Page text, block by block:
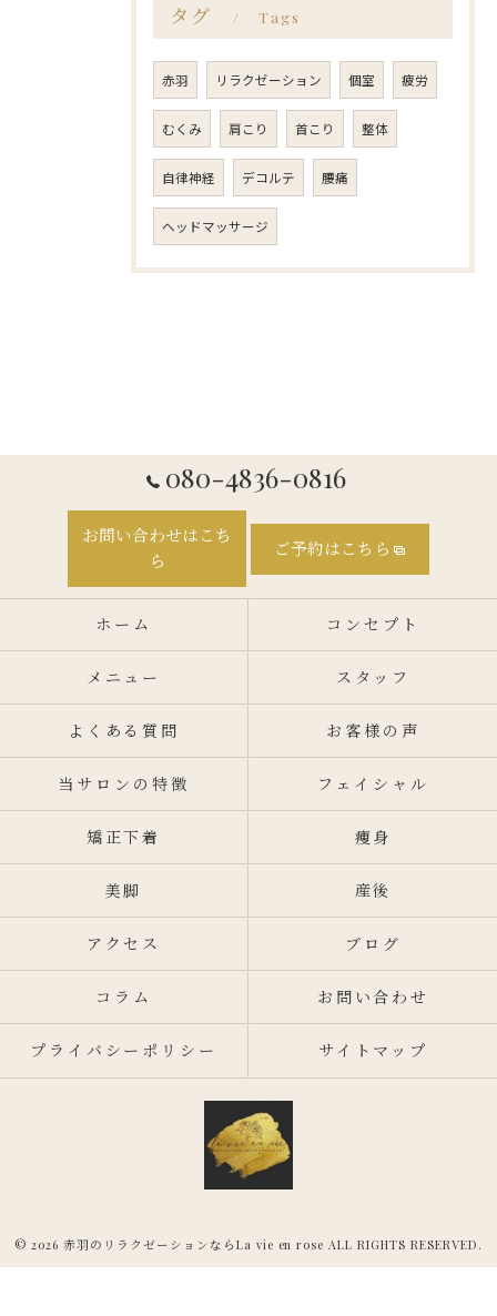
タグ Tags
赤羽 リラクゼーション 個室 疲労
むくみ 肩こり 首こり 整体
自律神経 デコルテ 腰痛
ヘッドマッサージ
080-4836-0816
お問い合わせはこち
ら
ご予約はこちら
ホーム コンセプト
メニュー スタッフ
よくある質問 お客様の声
当サロンの特徴 フェイシャル
矯正下着 痩身
美脚 産後
アクセス ブログ
コラム お問い合わせ
プライバシーポリシー サイトマップ
© 2026 赤羽のリラクゼーションならLa vie en rose ALL RIGHTS RESERVED.